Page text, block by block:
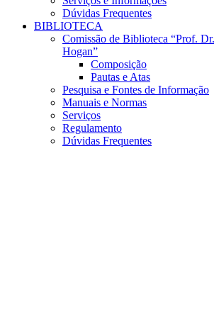
Dúvidas Frequentes
BIBLIOTECA
Comissão de Biblioteca “Prof.
Hogan”
Composição
Pautas e Atas
Pesquisa e Fontes de Informação
Manuais e Normas
Serviços
Regulamento
Dúvidas Frequentes